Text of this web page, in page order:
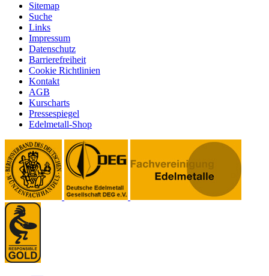
Sitemap
Suche
Links
Impressum
Datenschutz
Barrierefreiheit
Cookie Richtlinien
Kontakt
AGB
Kurscharts
Pressespiegel
Edelmetall-Shop